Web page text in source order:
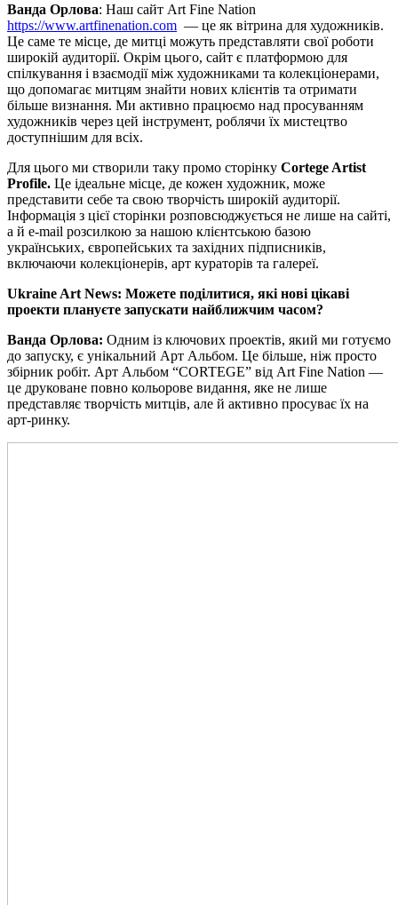
Ванда Орлова: Наш сайт Art Fine Nation
https://www.artfinenation.com — це як вітрина для художників.
Це саме те місце, де митці можуть представляти свої роботи
широкій аудиторії. Окрім цього, сайт є платформою для
спілкування і взаємодії між художниками та колекціонерами,
що допомагає митцям знайти нових клієнтів та отримати
більше визнання. Ми активно працюємо над просуванням
художників через цей інструмент, роблячи їх мистецтво
доступнішим для всіх.
Для цього ми створили таку промо сторінку Cortege Artist
Profile. Це ідеальне місце, де кожен художник, може
представити себе та свою творчість широкій аудиторії.
Інформація з цієї сторінки розповсюджується не лише на сайті,
а й e-mail розсилкою за нашою клієнтською базою
українських, європейських та західних підписників,
включаючи колекціонерів, арт кураторів та галереї.
Ukraine Art News: Можете поділитися, які нові цікаві
проекти плануєте запускати найближчим часом?
Ванда Орлова: Одним із ключових проектів, який ми готуємо
до запуску, є унікальний Арт Альбом. Це більше, ніж просто
збірник робіт. Арт Альбом “CORTEGE” від Art Fine Nation —
це друковане повно кольорове видання, яке не лише
представляє творчість митців, але й активно просуває їх на
арт-ринку.